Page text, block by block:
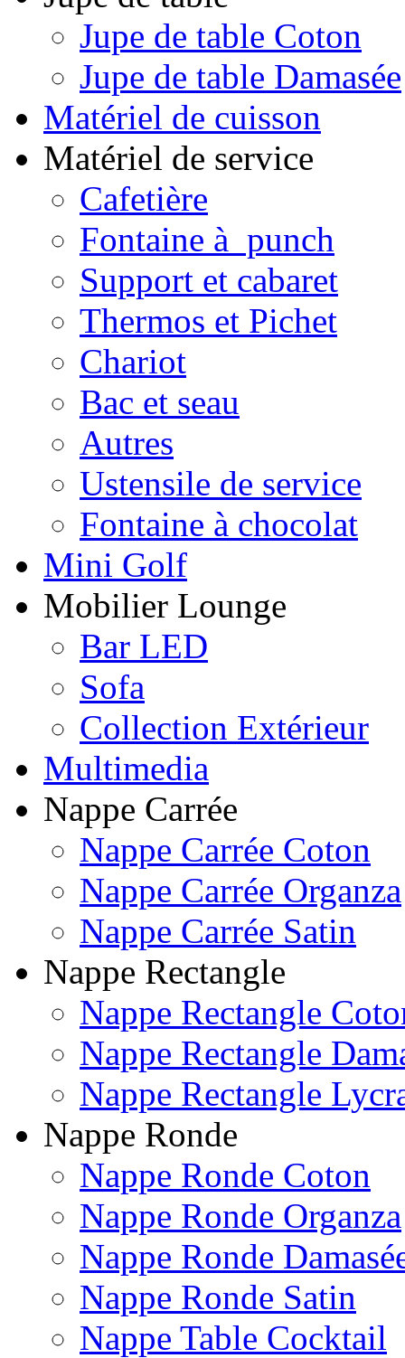
Jupe de table Coton
Jupe de table Damasée
Matériel de cuisson
Matériel de service
Cafetière
Fontaine à punch
Support et cabaret
Thermos et Pichet
Chariot
Bac et seau
Autres
Ustensile de service
Fontaine à chocolat
Mini Golf
Mobilier Lounge
Bar LED
Sofa
Collection Extérieur
Multimedia
Nappe Carrée
Nappe Carrée Coton
Nappe Carrée Organza
Nappe Carrée Satin
Nappe Rectangle
Nappe Rectangle
Nappe Rectangle
Nappe Rectangle
Nappe Ronde
Nappe Ronde Coton
Nappe Ronde Organza
Nappe Ronde
Nappe Ronde Satin
Nappe Table Cocktail